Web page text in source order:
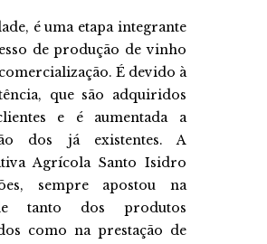
é uma etapa integrante
de produção de vinho
É devido à
que são adquiridos
e é aumentada a
dos já existentes. A
Agrícola Santo Isidro
sempre apostou na
tanto dos produtos
como na prestação de